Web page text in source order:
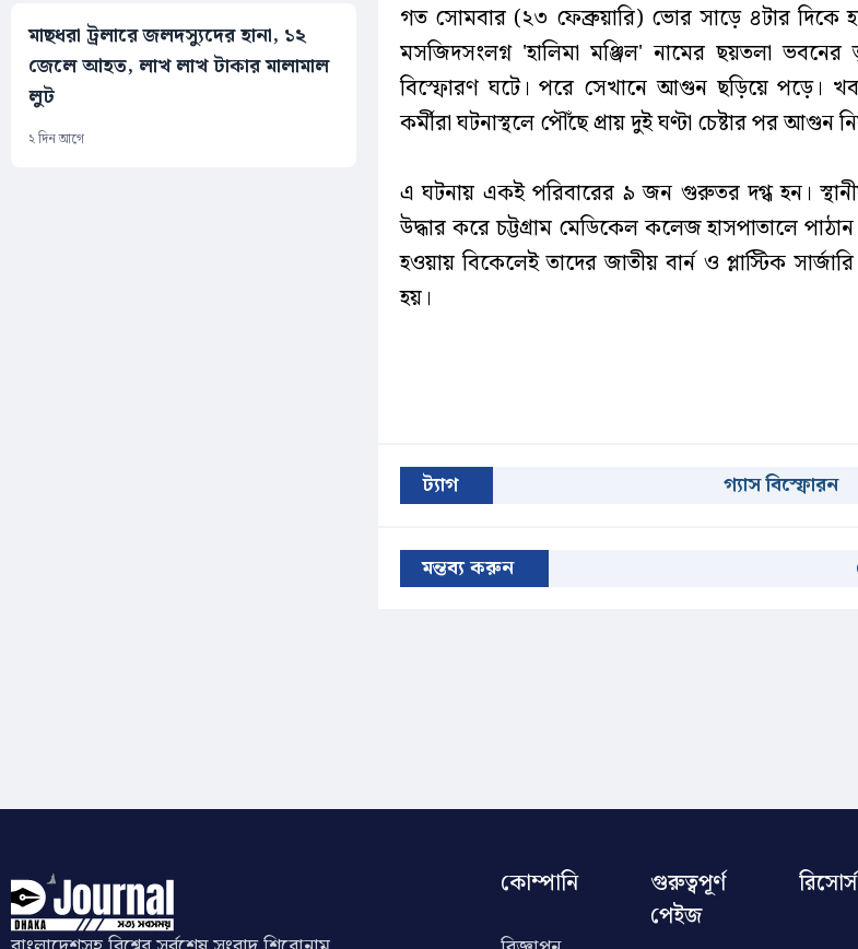
মাছধরা ট্রলারে জলদস্যুদের হানা, ১২
জেলে আহত, লাখ লাখ টাকার মালামাল
লুট
২ দিন আগে
গত সোমবার (২৩ ফেব্রুয়ারি) ভোর সাড়ে ৪টার দিকে
মসজিদসংলগ্ন 'হালিমা মঞ্জিল' নামের ছয়তলা
বিস্ফোরণ ঘটে। পরে সেখানে আগুন ছড়িয়ে পড়ে।
কর্মীরা ঘটনাস্থলে পৌঁছে প্রায় দুই ঘণ্টা চেষ্টার পর আগুন
এ ঘটনায় একই পরিবারের ৯ জন গুরুতর দগ্ধ হন।
উদ্ধার করে চট্টগ্রাম মেডিকেল কলেজ হাসপাতালে
হওয়ায় বিকেলেই তাদের জাতীয় বার্ন ও প্লাস্টিক সার্জারি
হয়।
ট্যাগ গ্যাস বিস্ফোরন
মন্তব্য করুন
কোম্পানি
গুরুত্বপূর্ণ
পেইজ
রিসোর্স